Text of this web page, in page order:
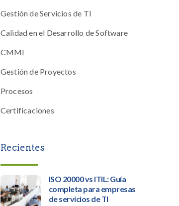
Gestión de Servicios de TI
Calidad en el Desarrollo de Software
CMMI
Gestión de Proyectos
Procesos
Certificaciones
Recientes
ISO 20000 vs ITIL: Guía
completa para empresas
de servicios de TI